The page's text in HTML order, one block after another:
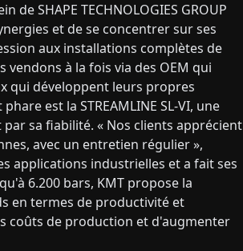
SHAPE TECHNOLOGIES GROUP
et de se concentrer sur ses
aux installations complètes de
à la fois via des OEM qui
qui développent leurs propres
est la STREAMLINE SL-VI, une
sa fiabilité. « Nos clients apprécient
avec un entretien régulier »,
applications industrielles et a fait ses
6.200 bars, KMT propose la
en termes de productivité et
coûts de production et d'augmenter